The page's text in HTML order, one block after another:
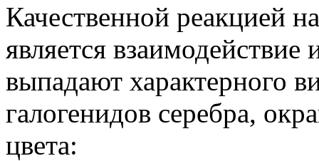
Качественной реакцией
является
выпадают характерного
галогенидов серебра,
цвета: